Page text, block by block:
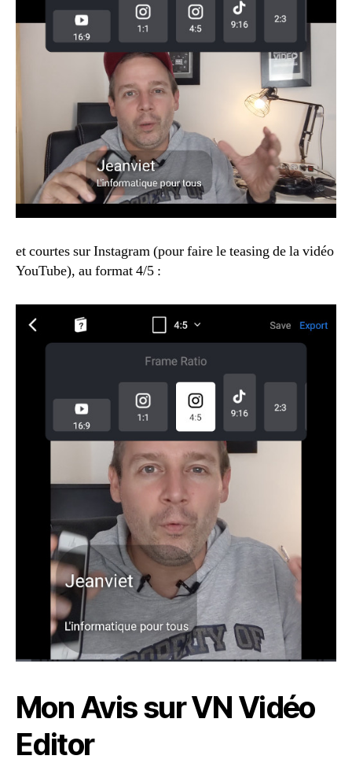
et courtes sur Instagram (pour faire le teasing de la vidéo
YouTube), au format 4/5 :
Mon Avis sur VN Vidéo
Editor